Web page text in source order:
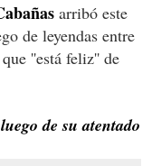
arribó este
de leyendas entre
''está feliz'' de
de su atentado